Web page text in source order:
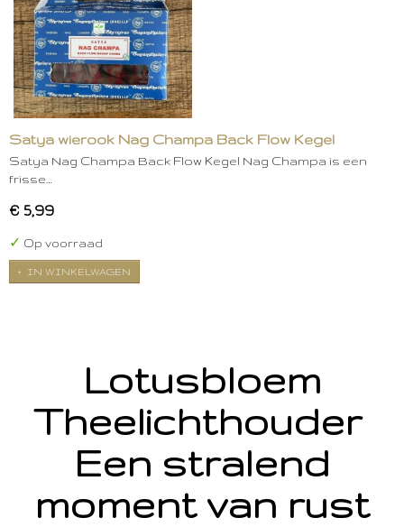
Satya wierook Nag Champa Back Flow Kegel
Satya Nag Champa Back Flow Kegel Nag Champa is een
frisse…
€ 5,99
✓ Op voorraad
IN WINKELWAGEN
Lotusbloem
Theelichthouder
Een stralend
moment van rust